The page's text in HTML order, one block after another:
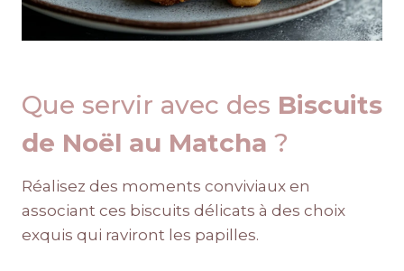
Que servir avec des Biscuits
de Noël au Matcha ?
Réalisez des moments conviviaux en
associant ces biscuits délicats à des choix
exquis qui raviront les papilles.